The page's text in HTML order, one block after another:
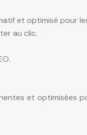
et optimisé pour
au clic.
et optimisées